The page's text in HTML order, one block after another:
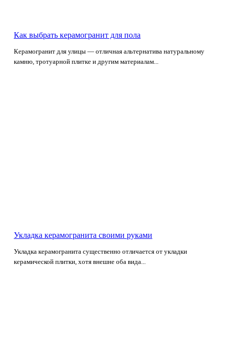
Как выбрать керамогранит для пола
Керамогранит для улицы — отличная альтернатива натуральному
камню, тротуарной плитке и другим материалам...
Укладка керамогранита своими руками
Укладка керамогранита существенно отличается от укладки
керамической плитки, хотя внешне оба вида...